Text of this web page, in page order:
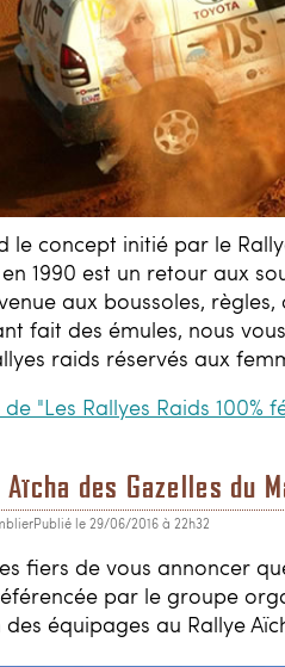
le concept initié par le
1990 est un retour aux
aux boussoles,
fait des émules, nous
raids réservés aux
"Les Rallyes Raids 100%
des Gazelles du
Publié le 29/06/2016 à 22h32
fiers de vous annoncer
par le groupe
équipages au Rallye